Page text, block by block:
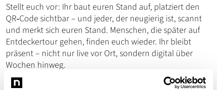
Stellt euch vor: Ihr baut euren Stand auf, platziert den
QR‑Code sichtbar – und jeder, der neugierig ist, scannt
und merkt sich euren Stand. Menschen, die später auf
Entdeckertour gehen, finden euch wieder. Ihr bleibt
präsent – nicht nur live vor Ort, sondern digital über
Wochen hinweg.
Darüber hinaus habt ihr die Chance, exklusive Aktionen,